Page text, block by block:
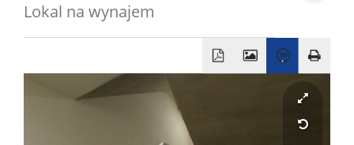
główna
Lokal na wynajem